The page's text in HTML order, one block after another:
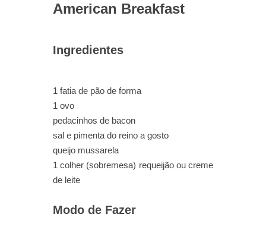
American Breakfast
Ingredientes
1 fatia de pão de forma
1 ovo
pedacinhos de bacon
sal e pimenta do reino a gosto
queijo mussarela
1 colher (sobremesa) requeijão ou creme
de leite
Modo de Fazer